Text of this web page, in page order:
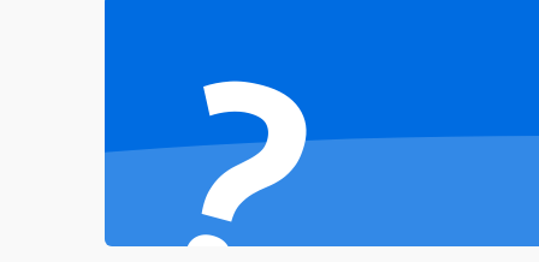
Система охлаждения